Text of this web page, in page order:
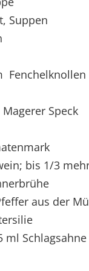
Suppen
Fenchelknollen
Speck
bis 1/3
aus der
ml Schlagsahne